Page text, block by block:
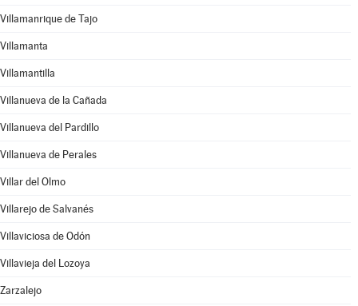
Villamanrique de Tajo
Villamanta
Villamantilla
Villanueva de la Cañada
Villanueva del Pardillo
Villanueva de Perales
Villar del Olmo
Villarejo de Salvanés
Villaviciosa de Odón
Villavieja del Lozoya
Zarzalejo